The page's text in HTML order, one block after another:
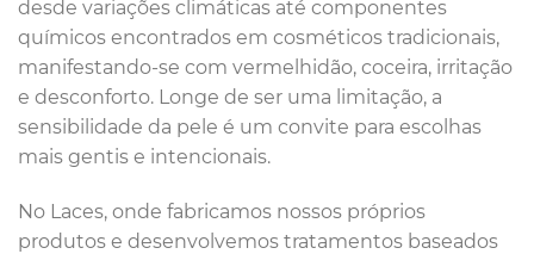
desde variações climáticas até componentes
químicos encontrados em cosméticos tradicionais,
manifestando-se com vermelhidão, coceira, irritação
e desconforto. Longe de ser uma limitação, a
sensibilidade da pele é um convite para escolhas
mais gentis e intencionais.
No Laces, onde fabricamos nossos próprios
produtos e desenvolvemos tratamentos baseados